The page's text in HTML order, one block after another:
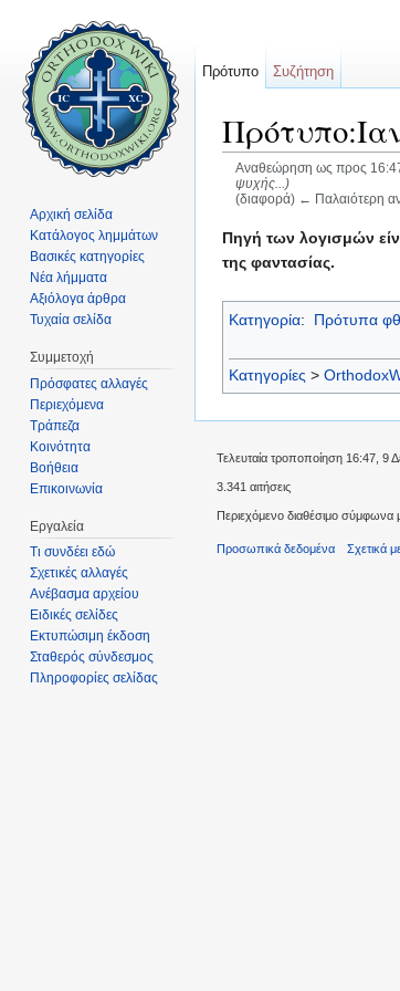
Αναθεώρηση ως προς
ψυχής...)
(διαφορά) ← Παλαιότερη
Πηγή των λογισμών
της φαντασίας.
Κατηγορία: Πρότυπα
Κατηγορίες >
Πρότυπο Συζήτηση
Αρχική σελίδα
Κατάλογος λημμάτων
Βασικές κατηγορίες
Νέα λήμματα
Αξιόλογα άρθρα
Τυχαία σελίδα
Συμμετοχή
Πρόσφατες αλλαγές
Περιεχόμενα
Τράπεζα
Κοινότητα
Βοήθεια
Επικοινωνία
Εργαλεία
Τι συνδέει εδώ
Σχετικές αλλαγές
Ανέβασμα αρχείου
Ειδικές σελίδες
Εκτυπώσιμη έκδοση
Σταθερός σύνδεσμος
Πληροφορίες σελίδας
Τελευταία τροποποίηση 16:47, 9
3.341 αιτήσεις
Περιεχόμενο διαθέσιμο σύμφωνα
Προσωπικά δεδομένα Σχετικά